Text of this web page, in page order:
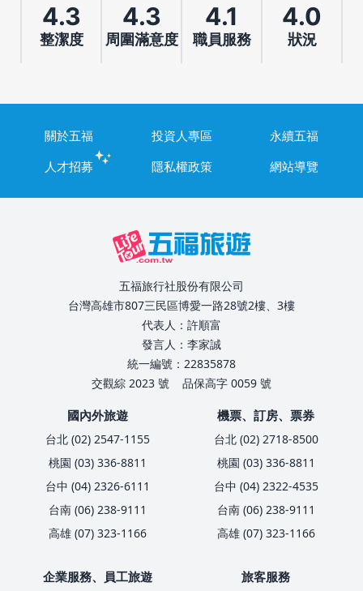
4.3
整潔度
4.3
周圍滿意度
4.1
職員服務
4.0
狀況
關於五福 投資人專區
永續五福
人才招募
隱私權政策 網站導覽
五福旅行社股份有限公司
台灣高雄市807三民區博愛一路28號2樓、3樓
代表人：許順富
發言人：李家誠
統一編號：22835878
交觀綜 2023 號
品保高字 0059 號
國內外旅遊
台北 (02) 2547-1155
桃園 (03) 336-8811
台中 (04) 2326-6111
台南 (06) 238-9111
高雄 (07) 323-1166
機票、訂房、票券
台北 (02) 2718-8500
桃園 (03) 336-8811
台中 (04) 2322-4535
台南 (06) 238-9111
高雄 (07) 323-1166
企業服務、員工旅遊 旅客服務